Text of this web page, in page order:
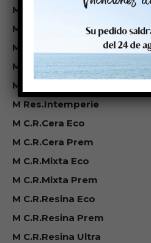
M Res.Agua
M Res.Ag.Salada
M Res.Sol
M Res.Gasolina
M Res.Tempt.
M Res.Intemperie
M C.R.Cera Eco
M C.R.Cera Prem
M C.R.Mixta Eco
M C.R.Mixta Prem
M C.R.Resina Eco
M C.R.Resina Prem
M C.R.Resina Ultra